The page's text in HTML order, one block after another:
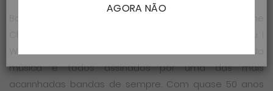
música e todos assinados por uma das mais
acarinhadas bandas de sempre. Com quase 50 anos
AGORA NÃO